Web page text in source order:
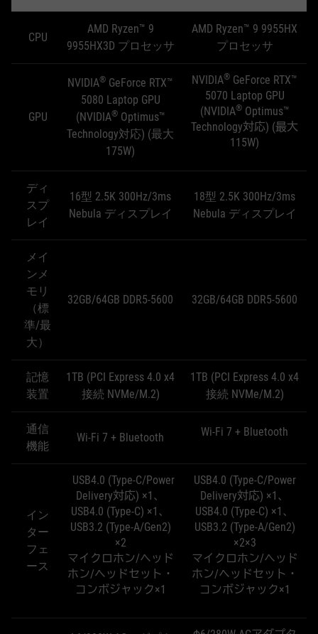
CPU
AMD Ryzen™ 9
9955HX3D プロセッサ
AMD Ryzen™ 9 9955HX
プロセッサ
GPU
NVIDIA® GeForce RTX™
5080 Laptop GPU
(NVIDIA®Optimus™
Technology対応) (最大
175W)
NVIDIA® GeForce RTX™
5070 Laptop GPU
(NVIDIA®Optimus™
Technology対応) (最大
115W)
ディ
スプ
レイ
16型 2.5K 300Hz/3ms
Nebula ディスプレイ
18型 2.5K 300Hz/3ms
Nebula ディスプレイ
メイ
ンメ
モリ
（標
準/最
大）
32GB/64GB DDR5-5600 32GB/64GB DDR5-5600
記憶
装置
1TB (PCI Express 4.0 x4
接続 NVMe/M.2)
1TB (PCI Express 4.0 x4
接続 NVMe/M.2)
通信
機能
Wi-Fi 7 + Bluetooth Wi-Fi 7 + Bluetooth
イン
ター
フェ
ース
USB4.0 (Type-C/Power
Delivery対応) ×1、
USB4.0 (Type-C) ×1、
USB3.2 (Type-A/Gen2)
×2
マイクロホン/ヘッド
ホン/ヘッドセット・
コンボジャック×1
USB4.0 (Type-C/Power
Delivery対応) ×1、
USB4.0 (Type-C) ×1、
USB3.2 (Type-A/Gen2)
×2×3
マイクロホン/ヘッド
ホン/ヘッドセット・
コンボジャック×1